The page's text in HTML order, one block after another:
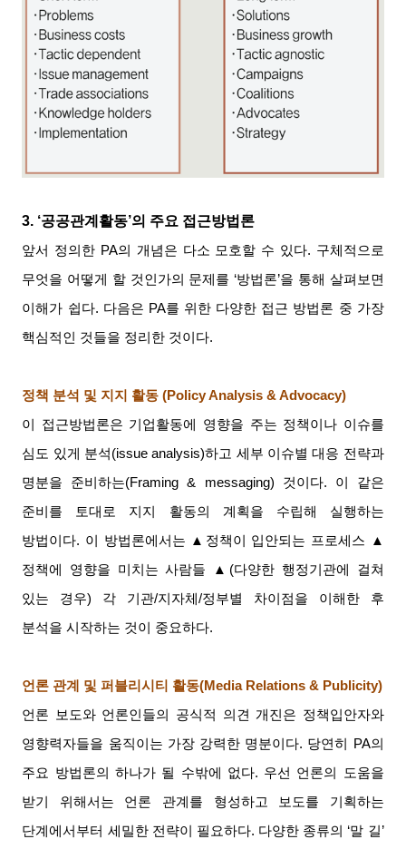
3. ‘공공관계활동’의 주요 접근방법론
앞서 정의한 PA의 개념은 다소 모호할 수 있다. 구체적으로
무엇을 어떻게 할 것인가의 문제를 ‘방법론’을 통해 살펴보면
이해가 쉽다. 다음은 PA를 위한 다양한 접근 방법론 중 가장
핵심적인 것들을 정리한 것이다.
정책 분석 및 지지 활동 (Policy Analysis & Advocacy)
이 접근방법론은 기업활동에 영향을 주는 정책이나 이슈를
심도 있게 분석(issue analysis)하고 세부 이슈별 대응 전략과
명분을 준비하는(Framing & messaging) 것이다. 이 같은
준비를 토대로 지지 활동의 계획을 수립해 실행하는
방법이다. 이 방법론에서는 ▲ 정책이 입안되는 프로세스 ▲
정책에 영향을 미치는 사람들 ▲(다양한 행정기관에 걸쳐
있는 경우) 각 기관/지자체/정부별 차이점을 이해한 후
분석을 시작하는 것이 중요하다.
언론 관계 및 퍼블리시티 활동(Media Relations & Publicity)
언론 보도와 언론인들의 공식적 의견 개진은 정책입안자와
영향력자들을 움직이는 가장 강력한 명분이다. 당연히 PA의
주요 방법론의 하나가 될 수밖에 없다. 우선 언론의 도움을
받기 위해서는 언론 관계를 형성하고 보도를 기획하는
단계에서부터 세밀한 전략이 필요하다. 다양한 종류의 ‘말 길’